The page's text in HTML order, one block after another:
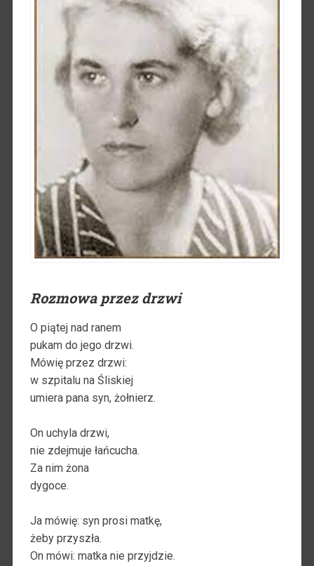
Rozmowa przez drzwi
O piątej nad ranem
pukam do jego drzwi.
Mówię przez drzwi:
w szpitalu na Śliskiej
umiera pana syn, żołnierz.
On uchyla drzwi,
nie zdejmuje łańcucha.
Za nim żona
dygoce.
Ja mówię: syn prosi matkę,
żeby przyszła.
On mówi: matka nie przyjdzie.